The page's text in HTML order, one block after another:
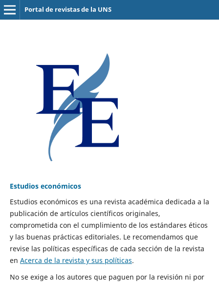
Portal de revistas de la UNS
Estudios económicos
Estudios económicos es una revista académica dedicada a la
publicación de artículos científicos originales,
comprometida con el cumplimiento de los estándares éticos
y las buenas prácticas editoriales. Le recomendamos que
revise las políticas específicas de cada sección de la revista
en Acerca de la revista y sus políticas.
No se exige a los autores que paguen por la revisión ni por